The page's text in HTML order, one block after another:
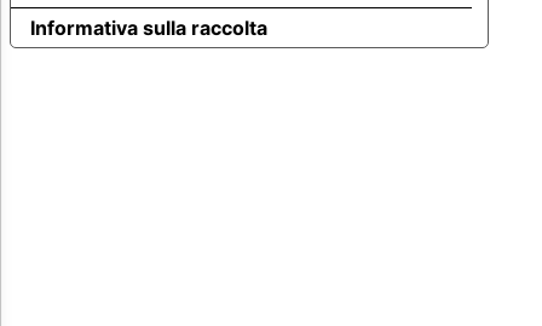
Informativa sulla raccolta